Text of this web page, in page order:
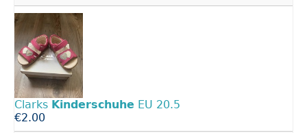
Clarks Kinderschuhe EU 20.5
€2.00